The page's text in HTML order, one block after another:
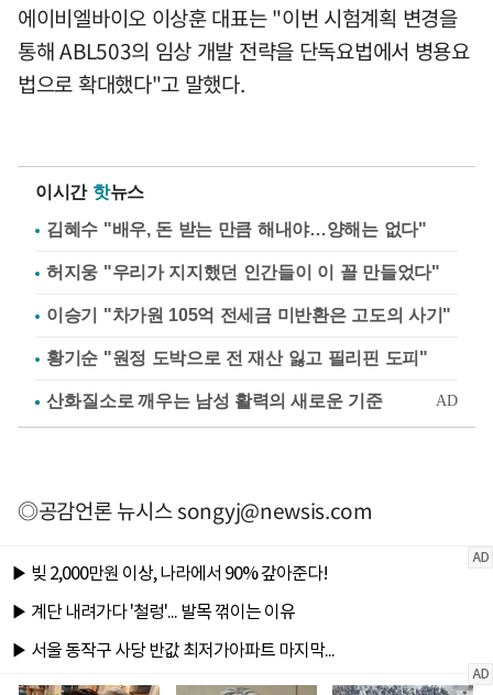
에이비엘바이오 이상훈 대표는 "이번 시험계획 변경을
통해 ABL503의 임상 개발 전략을 단독요법에서 병용요
법으로 확대했다"고 말했다.
이시간 핫뉴스
김혜수 "배우, 돈 받는 만큼 해내야…양해는 없다"
허지웅 "우리가 지지했던 인간들이 이 꼴 만들었다"
이승기 "차가원 105억 전세금 미반환은 고도의 사기"
황기순 "원정 도박으로 전 재산 잃고 필리핀 도피"
◎공감언론 뉴시스songyj@newsis.com